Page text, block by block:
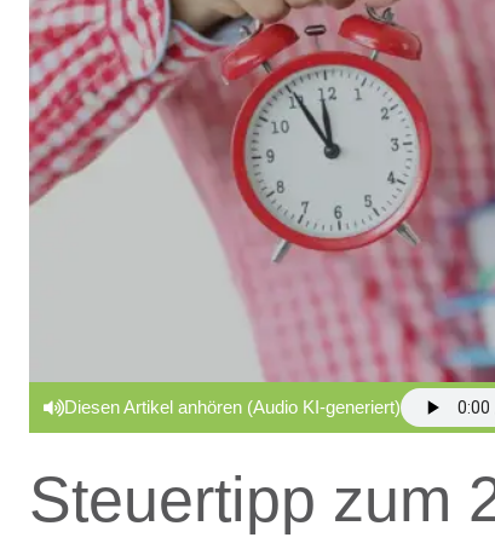
Diesen Artikel anhören (Audio KI-generiert)
Steuertipp zum